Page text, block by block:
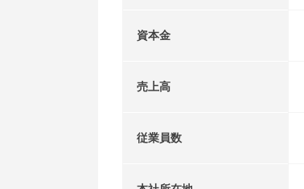
資本金
売上高
従業員数